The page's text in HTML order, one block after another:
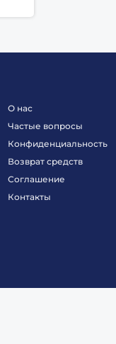
О нас
Частые вопросы
Конфиденциальность
Возврат средств
Соглашение
Контакты